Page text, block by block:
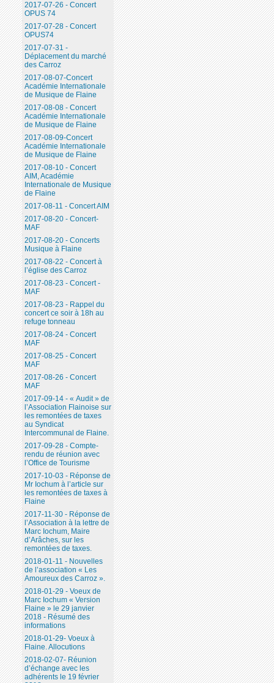
2017-07-26 - Concert
OPUS 74
2017-07-28 - Concert
OPUS74
2017-07-31 -
Déplacement du marché
des Carroz
2017-08-07-Concert
Académie Internationale
de Musique de Flaine
2017-08-08 - Concert
Académie Internationale
de Musique de Flaine
2017-08-09-Concert
Académie Internationale
de Musique de Flaine
2017-08-10 - Concert
AIM, Académie
Internationale de Musique
de Flaine
2017-08-11 - Concert AIM
2017-08-20 - Concert-
MAF
2017-08-20 - Concerts
Musique à Flaine
2017-08-22 - Concert à
l’église des Carroz
2017-08-23 - Concert -
MAF
2017-08-23 - Rappel du
concert ce soir à 18h au
refuge tonneau
2017-08-24 - Concert
MAF
2017-08-25 - Concert
MAF
2017-08-26 - Concert
MAF
2017-09-14 - « Audit » de
l’Association Flainoise sur
les remontées de taxes
au Syndicat
Intercommunal de Flaine.
2017-09-28 - Compte-
rendu de réunion avec
l’Office de Tourisme
2017-10-03 - Réponse de
Mr Iochum à l’article sur
les remontées de taxes à
Flaine
2017-11-30 - Réponse de
l’Association à la lettre de
Marc Iochum, Maire
d’Arâches, sur les
remontées de taxes.
2018-01-11 - Nouvelles
de l’association « Les
Amoureux des Carroz ».
2018-01-29 - Voeux de
Marc Iochum « Version
Flaine » le 29 janvier
2018 - Résumé des
informations
2018-01-29- Voeux à
Flaine. Allocutions
2018-02-07- Réunion
d’échange avec les
adhérents le 19 février